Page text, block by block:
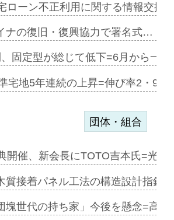
ローン不正利用に関する情報交換
ナの復旧・復興協力で署名式…
固定型が総じて低下=6月から一
宅地5年連続の上昇=伸び率2・
団体・組合
開催、新会長にTOTO吉本氏=光
質接着パネル工法の構造設計指針
塊世代の持ち家」今後を懸念=高